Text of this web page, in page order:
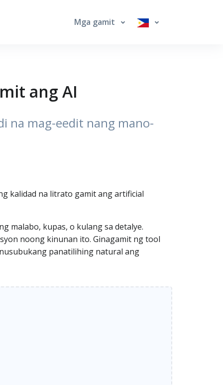
Mga gamit
ang AI
na mag-eedit nang mano-
kalidad na litrato gamit ang artificial
malabo, kupas, o kulang sa detalye.
noong kinunan ito. Ginagamit ng tool
panatilihing natural ang